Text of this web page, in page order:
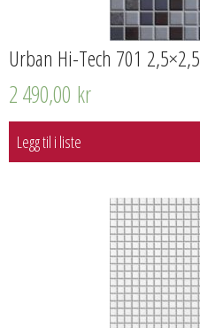
Urban Hi-Tech 701 2,5×2,5
2 490,00 kr
Legg til i liste